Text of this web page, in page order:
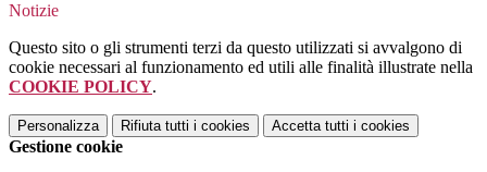
Notizie
Questo sito o gli strumenti terzi da questo utilizzati si avvalgono di
cookie necessari al funzionamento ed utili alle finalità illustrate nella
COOKIE POLICY.
Personalizza Rifiuta tutti i cookies Accetta tutti i cookies
Gestione cookie